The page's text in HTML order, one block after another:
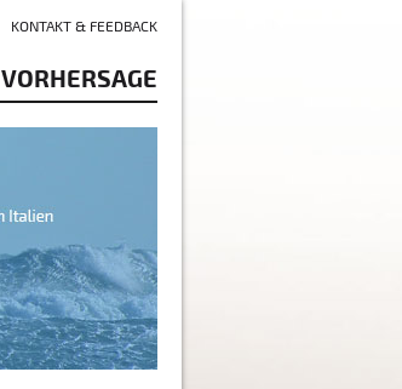
VORHERSAGE
KONTAKT & FEEDBACK